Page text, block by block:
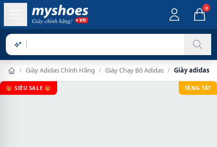
0
Sản phẩm
/ Giày Adidas Chính Hãng / Giày Chạy Bộ Adidas / Giày adidas
🎁 SIÊU SALE 🎁 TẶNG TẤT